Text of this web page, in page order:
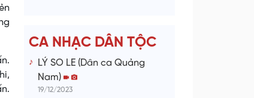
CA NHẠC DÂN TỘC
LÝ SO LE (Dân ca Quảng
Nam)
19/12/2023